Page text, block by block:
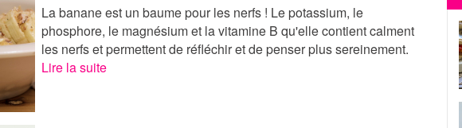
La banane est un baume pour les nerfs ! Le potassium, le
phosphore, le magnésium et la vitamine B qu'elle contient calment
les nerfs et permettent de réfléchir et de penser plus sereinement.
Lire la suite